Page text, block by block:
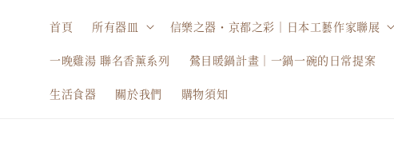
首頁 所有器皿 信樂之器・京都之彩｜日本工藝作家聯展
一晚雞湯 聯名香薰系列 鶯目暖鍋計畫｜一鍋一碗的日常提案
生活食器 關於我們 購物須知